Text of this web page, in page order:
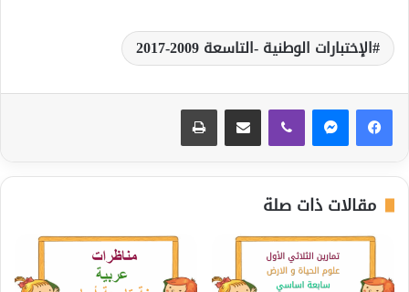
الإختبارات الوطنية -التاسعة 2009-2017
مقالات ذات صلة